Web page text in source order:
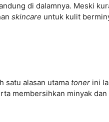
di dalamnya. Meski
skincare untuk kulit
satu alasan utama toner ini
membersihkan minyak dan